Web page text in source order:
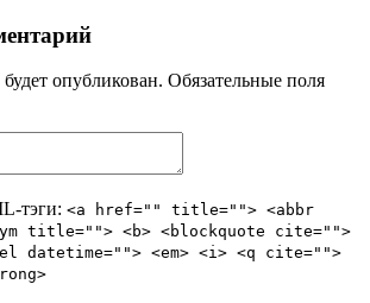
опубликован. Обязательные поля
тэги: <a href="" title=""> <abbr
title=""> <b> <blockquote cite="">
datetime=""> <em> <i> <q cite="">